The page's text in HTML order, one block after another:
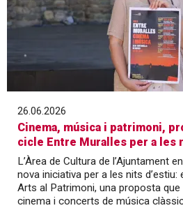
26.06.2026
Cinema, música i patrimoni,
cicle Entre Muralles per a les
L’Àrea de Cultura de l’Ajuntament
nova iniciativa per a les nits
Arts al Patrimoni, una proposta
cinema i concerts de música